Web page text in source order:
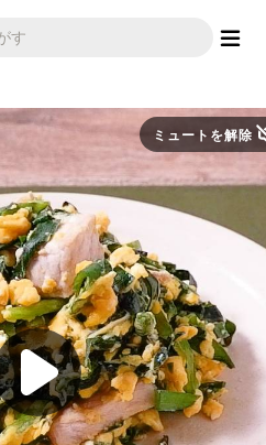
ミュートを解除